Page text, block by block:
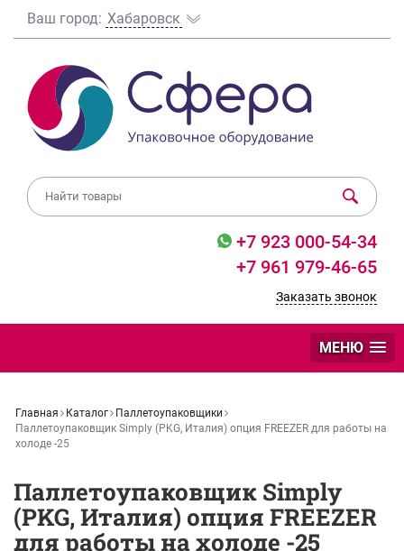
Ваш город: Хабаровск
+7 923 000-54-34
+7 961 979-46-65
Заказать звонок
МЕНЮ
Главная Каталог
Паллетоупаковщики
Паллетоупаковщик Simply (PKG, Италия) опция FREEZER для работы на
холоде -25
Паллетоупаковщик Simply
(PKG, Италия) опция FREEZER
для работы на холоде -25